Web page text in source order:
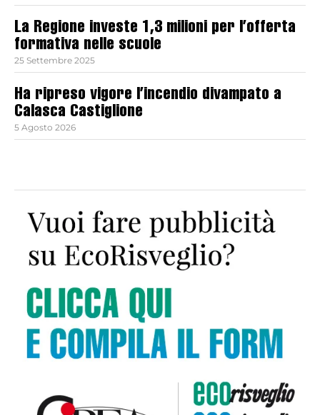
La Regione investe 1,3 milioni per l’offerta
formativa nelle scuole
25 Settembre 2025
Ha ripreso vigore l’incendio divampato a
Calasca Castiglione
5 Agosto 2026